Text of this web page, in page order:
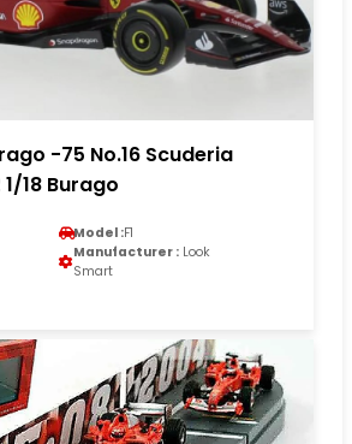
-75 No.16 Scuderia
18 Burago
Model :F1
Manufacturer : Look
Smart